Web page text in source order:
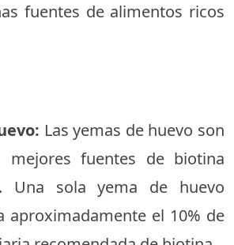
fuentes de alimentos ricos
Las yemas de huevo son
mejores fuentes de biotina
Una sola yema de huevo
aproximadamente el 10% de